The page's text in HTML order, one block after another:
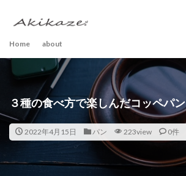
Home about
３種の食べ方で楽しんだコッペパン
2022年4月15日 パン 223view 0件